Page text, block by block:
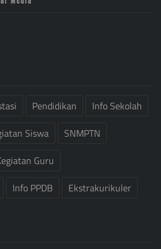
Pendidikan
Info Sekolah
Siswa
SNMPTN
Guru
Info PPDB Ekstrakurikuler